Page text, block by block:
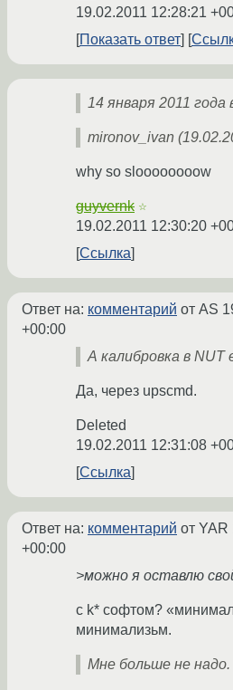
19.02.2011 12:28:21
Показать ответ
14 января 2011
mironov_ivan
why so sloooooooow
guyvernk ☆
19.02.2011 12:30:20
Ссылка
Ответ на: комментарий от AS
+00:00
А калибровка в NUT
Да, через upscmd.
Deleted
19.02.2011 12:31:08
Ссылка
Ответ на: комментарий от YAR
+00:00
>можно я оставлю
с k* софтом?
минимализьм.
Мне больше не надо.